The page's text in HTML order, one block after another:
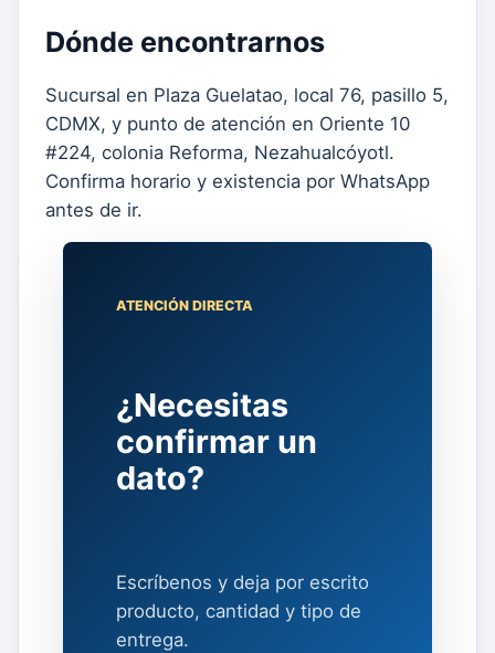
Dónde encontrarnos
Sucursal en Plaza Guelatao, local 76, pasillo 5,
CDMX, y punto de atención en Oriente 10
#224, colonia Reforma, Nezahualcóyotl.
Confirma horario y existencia por WhatsApp
antes de ir.
ATENCIÓN DIRECTA
¿Necesitas
confirmar un
dato?
Escríbenos y deja por escrito
producto, cantidad y tipo de
entrega.